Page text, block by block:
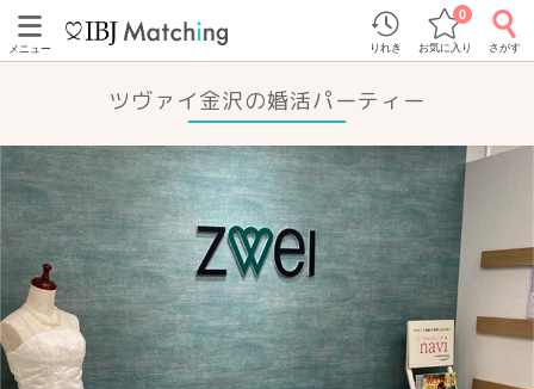
メニュー りれき お気に入り
0
さがす
ツヴァイ金沢の婚活パーティー